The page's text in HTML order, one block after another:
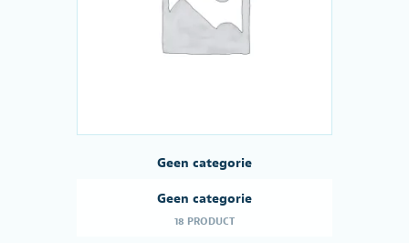
Geen categorie
Geen categorie
18 PRODUCT